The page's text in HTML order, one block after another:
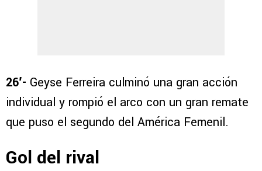
26′- Geyse Ferreira culminó una gran acción
individual y rompió el arco con un gran remate
que puso el segundo del América Femenil.
Gol del rival